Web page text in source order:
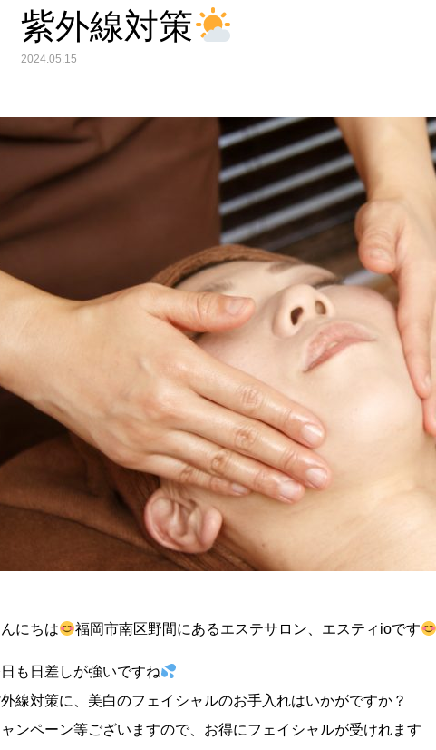
紫外線対策
2024.05.15
にちは 福岡市南区野間にあるエステサロン、エスティioです
も日差しが強いですね
線対策に、美白のフェイシャルのお手入れはいかがですか？
ンペーン等ございますので、お得にフェイシャルが受けれます